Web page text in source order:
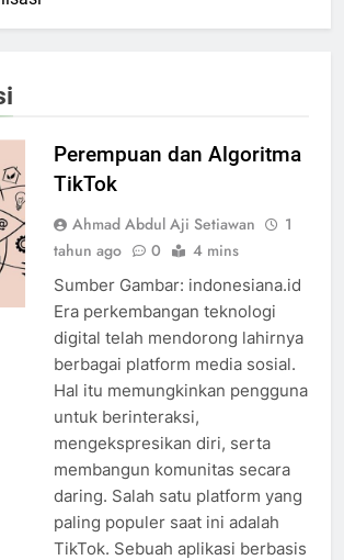
Perempuan dan Algoritma
TikTok
Ahmad Abdul Aji Setiawan
1
tahun ago
0 4 mins
Sumber Gambar: indonesiana.id
Era perkembangan teknologi
digital telah mendorong lahirnya
berbagai platform media sosial.
Hal itu memungkinkan pengguna
untuk berinteraksi,
mengekspresikan diri, serta
membangun komunitas secara
daring. Salah satu platform yang
paling populer saat ini adalah
TikTok. Sebuah aplikasi berbasis